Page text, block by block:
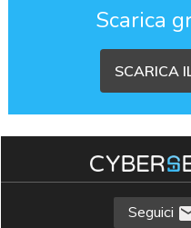
Scarica
SCARICA
Seguici